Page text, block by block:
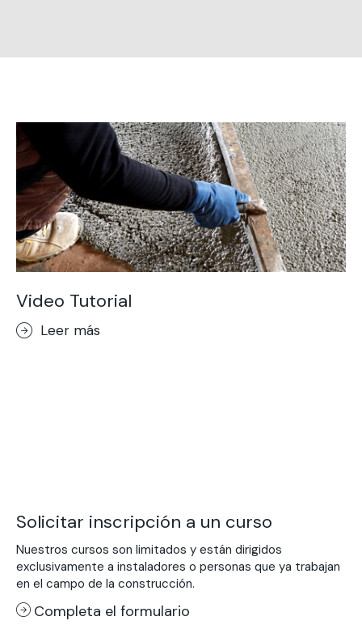
Video Tutorial
Leer más
Solicitar inscripción a un curso
Nuestros cursos son limitados y están dirigidos
exclusivamente a instaladores o personas que ya trabajan
en el campo de la construcción.
Completa el formulario